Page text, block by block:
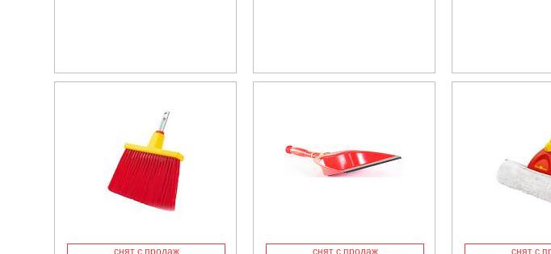
снят с продаж снят с продаж снят с